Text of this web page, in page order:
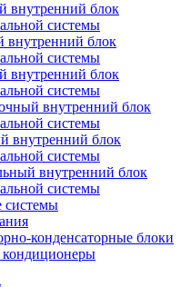
внутренний блок
системы
внутренний блок
системы
внутренний блок
системы
внутренний блок
системы
внутренний блок
системы
внутренний блок
системы
конденсаторные блоки